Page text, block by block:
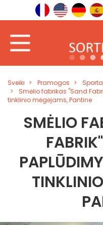
Sveiki Pramogos
Smėlio fabrikas "Sand
tinklinio mėgėjams, Pantine
SMĖLIO